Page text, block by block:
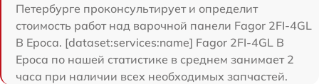
Петербурге проконсультирует и определит
стоимость работ над варочной панели Fagor 2FI-4GL
B Epoca. [dataset:services:name] Fagor 2FI-4GL B
Epoca по нашей статистике в среднем занимает 2
часа при наличии всех необходимых запчастей.